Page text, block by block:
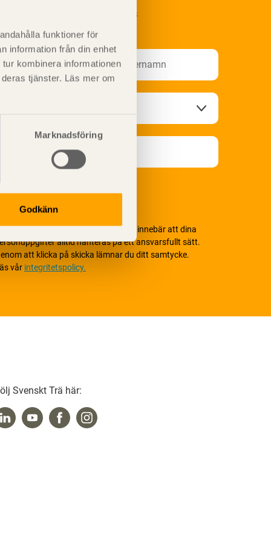
funktioner för
information från din enhet
kombinera informationen
tjänster. Läs mer om
Marknadsföring
Godkänn
på Svenskt Träs
värnar om personlig integritet vilket innebär att dina
alltid hanteras på ett ansvarsfullt sätt.
att klicka på skicka lämnar du ditt samtycke.
vår integritetspolicy.
Svenskt Trä här: